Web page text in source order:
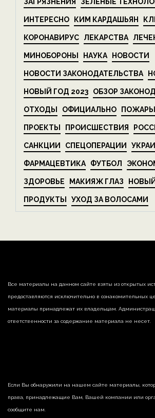
ЗАГРЯЗНЕНИЯ ЗЕЛЁНЫЕ
ИНТЕРЕСНО КИМ КАРДАШЬЯН
КОРОНАВИРУС ЛЕКАРСТВА
МИНОБОРОНЫ НАУКА НОВОСТИ
НОВОСТИ ЗАКОНОДАТЕЛЬСТВА
НОВЫЙ ГОД 2023 ОБЗОР
ОТХОДЫ ОФИЦИАЛЬНО ПОЖАРЫ
ПРОЕКТЫ ПРОИСШЕСТВИЯ
САНКЦИИ СПЕЦОПЕРАЦИИ
ФАРМАЦЕВТИКА ФУТБОЛ
ЗДОРОВЬЕ МАКИЯЖ ГЛАЗ
ПРОДУКТЫ УХОД ЗА ВОЛОСАМИ
Все материалы на данном сайте взяты из открытых
предоставляются исключительно в ознакомительных
материалы принадлежат их владельцам.
ответственности за содержание материала не несет.
Если Вы обнаружили на нашем сайте материалы,
права, принадлежащие Вам, Вашей компании или
сообщите нам.